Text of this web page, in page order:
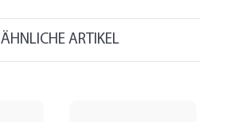
ÄHNLICHE ARTIKEL